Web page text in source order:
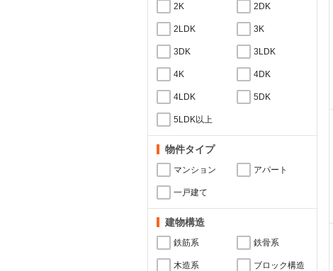
2K 2DK
2LDK 3K
3DK 3LDK
4K 4DK
4LDK 5DK
5LDK以上
物件タイプ
マンション アパート
一戸建て
建物構造
鉄筋系 鉄骨系
木造系 ブロック構造